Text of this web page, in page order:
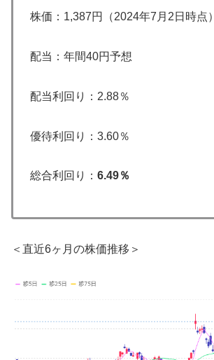
株価：1,387円（2024年7月2日時点）
配当：年間40円予想
配当利回り：2.88％
優待利回り：3.60％
総合利回り： 6.49％
＜直近6ヶ月の株価推移＞